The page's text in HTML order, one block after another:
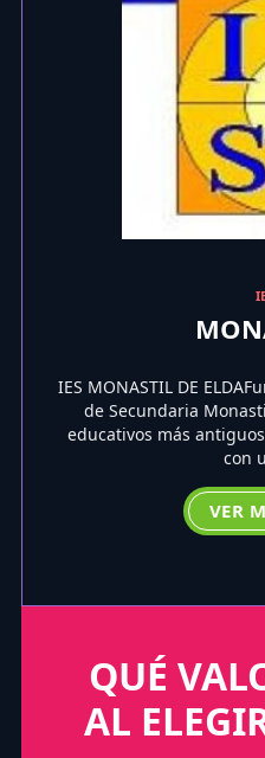
IES MONASTIL DE
de Secundaria
educativos más
con
VER
QUÉ
AL